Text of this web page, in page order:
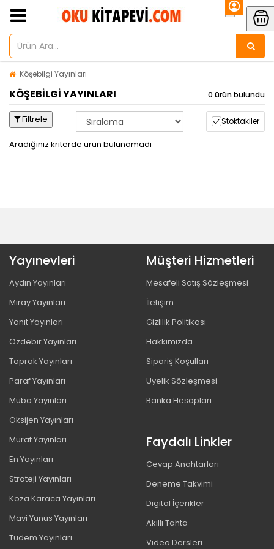
Köşebilgi Yayınları
KÖŞEBILGI YAYINLARI 0 ürün bulundu
Filtrele Stoktakiler
Aradığınız kriterde ürün bulunamadı
Yayınevleri
Aydın Yayınları
Miray Yayınları
Yanıt Yayınları
Özdebir Yayınları
Toprak Yayınları
Paraf Yayınları
Muba Yayınları
Oksijen Yayınları
Murat Yayınları
En Yayınları
Strateji Yayınları
Koza Karaca Yayınları
Mavi Yunus Yayınları
Tudem Yayınları
Müşteri Hizmetleri
Mesafeli Satış Sözleşmesi
İletişim
Gizlilik Politikası
Hakkımızda
Sipariş Koşulları
Üyelik Sözleşmesi
Banka Hesapları
Faydalı Linkler
Cevap Anahtarları
Deneme Takvimi
Digital İçerikler
Akıllı Tahta
Video Dersleri